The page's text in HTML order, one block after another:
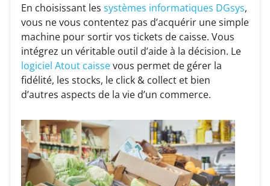
En choisissant les systèmes informatiques DGsys,
vous ne vous contentez pas d’acquérir une simple
machine pour sortir vos tickets de caisse. Vous
intégrez un véritable outil d’aide à la décision. Le
logiciel Atout caissevous permet de gérer la
fidélité, les stocks, le click & collect et bien
d’autres aspects de la vie d’un commerce.